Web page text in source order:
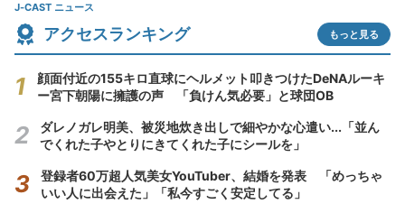
J-CAST ニュース
アクセスランキング もっと見る
顔面付近の155キロ直球にヘルメット叩きつけたDeNAルーキ
ー宮下朝陽に擁護の声 「負けん気必要」と球団OB
ダレノガレ明美、被災地炊き出しで細やかな心遣い...「並ん
でくれた子やとりにきてくれた子にシールを」
登録者60万超人気美女YouTuber、結婚を発表 「めっちゃ
いい人に出会えた」「私今すごく安定してる」